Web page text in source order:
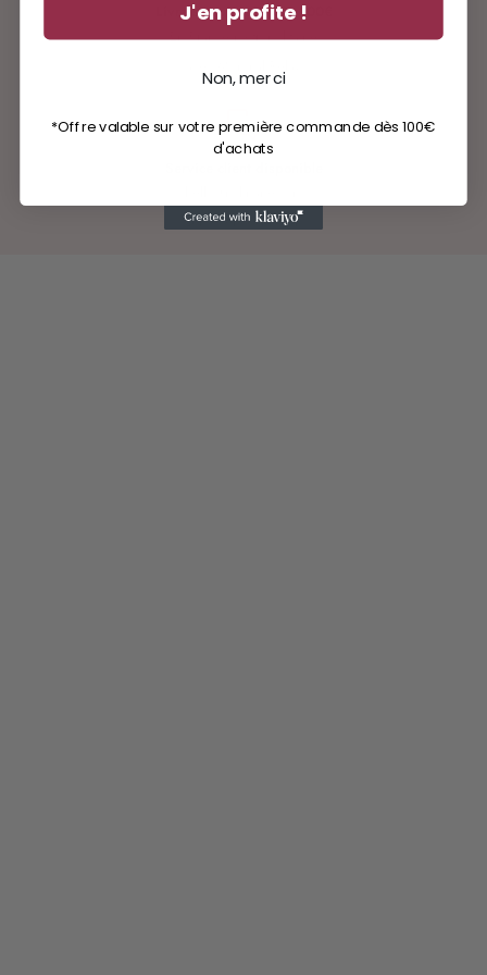
Livraison gratuite dès 100€
En France métropolitaine
Lun - ven : 9h - 17h
J'en profite !
Non, merci
*Offre valable sur votre première commande dès 100€
d'achats